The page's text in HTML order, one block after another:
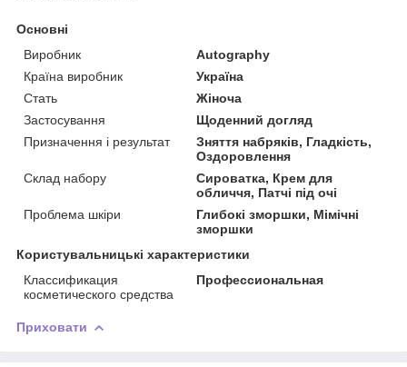
Основні
Виробник
Autography
Країна виробник
Україна
Стать
Жіноча
Застосування
Щоденний догляд
Призначення і результат
Зняття набряків, Гладкість,
Оздоровлення
Склад набору
Сироватка, Крем для
обличчя, Патчі під очі
Проблема шкіри
Глибокі зморшки, Мімічні
зморшки
Користувальницькі характеристики
Классификация
косметического средства
Профессиональная
Приховати